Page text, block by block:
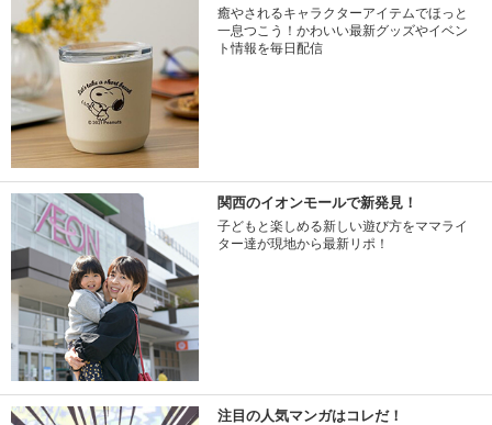
癒やされるキャラクターアイテムでほっと
一息つこう！かわいい最新グッズやイベン
ト情報を毎日配信
関西のイオンモールで新発見！
子どもと楽しめる新しい遊び方をママライ
ター達が現地から最新リポ！
注目の人気マンガはコレだ！